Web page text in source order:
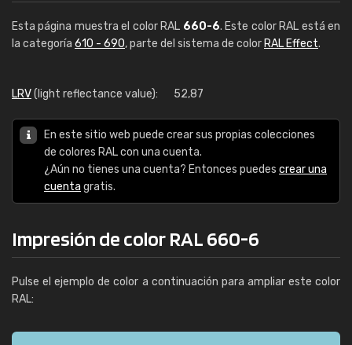
Esta página muestra el color RAL 660-6. Este color RAL está en
la categoría 610 - 690, parte del sistema de color RAL Effect.
LRV(light reflectance value): 52,87
En este sitio web puede crear sus propias colecciones
de colores RAL con una cuenta.
¿Aún no tienes una cuenta? Entonces puedes crear una
cuenta gratis.
Impresión de color RAL 660-6
Pulse el ejemplo de color a continuación para ampliar este color
RAL: